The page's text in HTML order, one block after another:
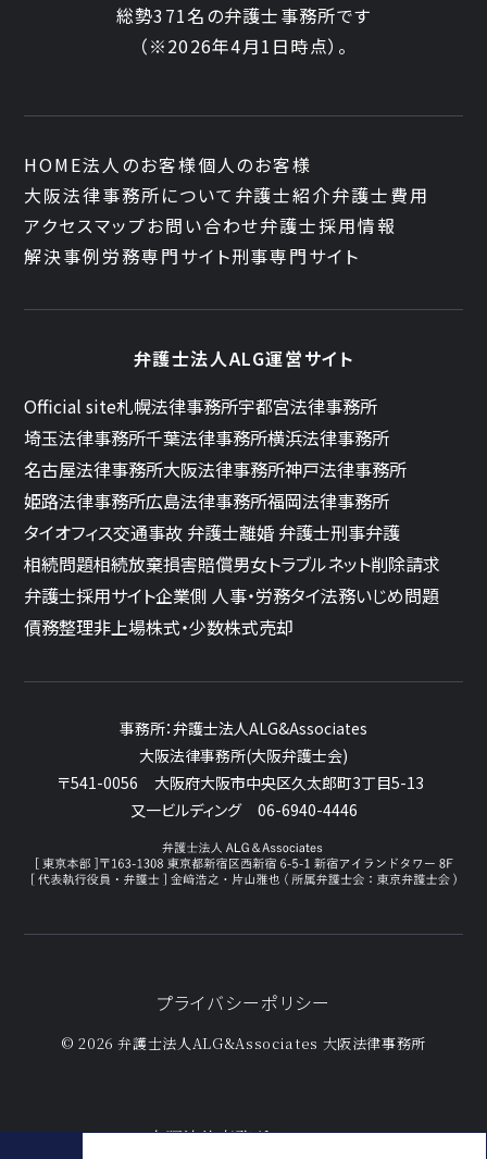
大阪法律事務所について
総勢371名の弁護士事務所です
（※2026年4月1日時点）。
HOME法人のお客様個人のお客様
大阪法律事務所について 弁護士紹介弁護士費用
アクセスマップお問い合わせ弁護士採用情報
解決事例労務専門サイト刑事専門サイト
弁護士法人ALG運営サイト
Official site札幌法律事務所宇都宮法律事務所
埼玉法律事務所千葉法律事務所横浜法律事務所
名古屋法律事務所大阪法律事務所神戸法律事務所
姫路法律事務所広島法律事務所福岡法律事務所
タイオフィス交通事故 弁護士離婚 弁護士刑事弁護
相続問題相続放棄損害賠償男女トラブルネット削除請求
弁護士採用サイト企業側 人事・労務タイ法務いじめ問題
債務整理非上場株式・少数株式売却
事務所：弁護士法人ALG&Associates
大阪法律事務所(大阪弁護士会)
〒541-0056
大阪府大阪市中央区久太郎町3丁目5-13
又一ビルディング
06-6940-4446
プライバシーポリシー
© 2026 弁護士法人ALG&Associates 大阪法律事務所